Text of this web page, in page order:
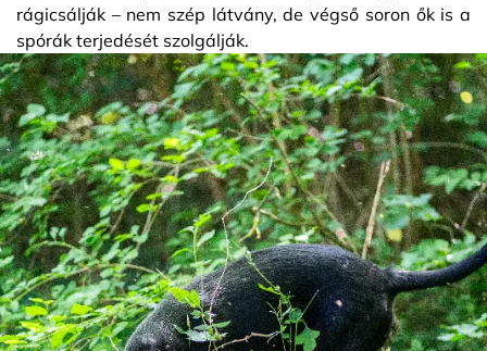
rágicsálják – nem szép látvány, de végső soron ők is a
spórák terjedését szolgálják.